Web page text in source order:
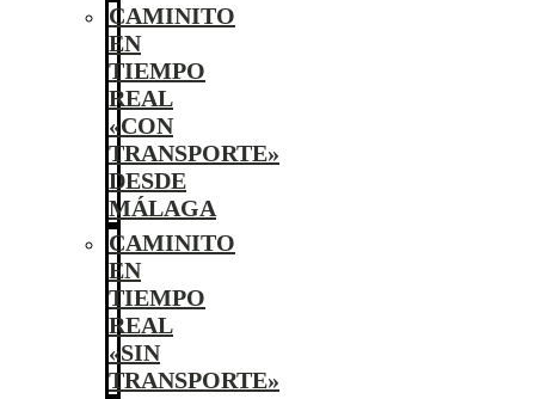
CAMINITO
EN
TIEMPO
REAL
«CON
TRANSPORTE»
DESDE
MÁLAGA
CAMINITO
EN
TIEMPO
REAL
«SIN
TRANSPORTE»